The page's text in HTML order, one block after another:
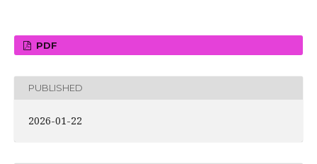
PDF
PUBLISHED
2026-01-22